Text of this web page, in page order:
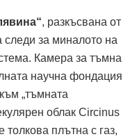
, разкъсвана от
следи за миналото на
Камера за тъмна
научна фондация
„тъмната
облак Circinus
толкова плътна с газ,